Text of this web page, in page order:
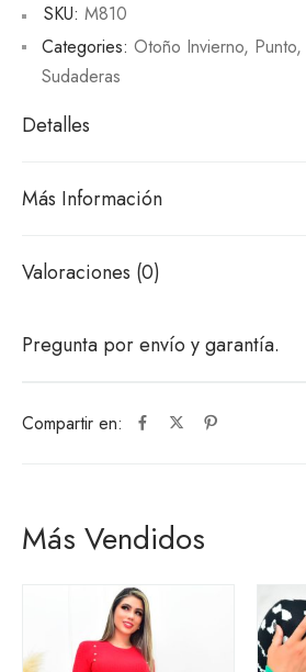
Compartir en:
SKU: M810
Categories: Otoño Invierno, Punto,
Sudaderas
Detalles
Más Información
Valoraciones (0)
Pregunta por envío y garantía.
Más Vendidos